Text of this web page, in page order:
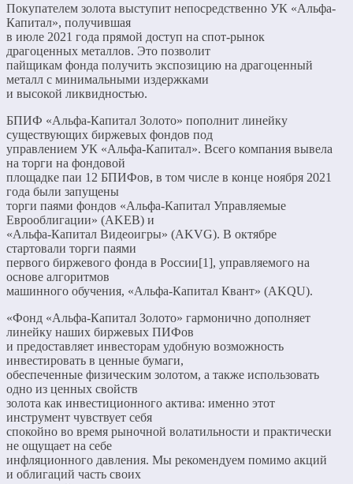
Покупателем золота выступит непосредственно УК «Альфа-
Капитал», получившая
в июле 2021 года прямой доступ на спот-рынок
драгоценных металлов. Это позволит
пайщикам фонда получить экспозицию на драгоценный
металл с минимальными издержками
и высокой ликвидностью.
БПИФ «Альфа-Капитал Золото» пополнит линейку
существующих биржевых фондов под
управлением УК «Альфа-Капитал». Всего компания вывела
на торги на фондовой
площадке паи 12 БПИФов, в том числе в конце ноября 2021
года были запущены
торги паями фондов «Альфа-Капитал Управляемые
Еврооблигации» (AKEB) и
«Альфа-Капитал Видеоигры» (AKVG). В октябре
стартовали торги паями
первого биржевого фонда в России[1], управляемого на
основе алгоритмов
машинного обучения, «Альфа-Капитал Квант» (AKQU).
«Фонд «Альфа-Капитал Золото» гармонично дополняет
линейку наших биржевых ПИФов
и предоставляет инвесторам удобную возможность
инвестировать в ценные бумаги,
обеспеченные физическим золотом, а также использовать
одно из ценных свойств
золота как инвестиционного актива: именно этот
инструмент чувствует себя
спокойно во время рыночной волатильности и практически
не ощущает на себе
инфляционного давления. Мы рекомендуем помимо акций
и облигаций часть своих